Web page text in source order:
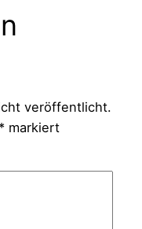
veröffentlicht.
*markiert